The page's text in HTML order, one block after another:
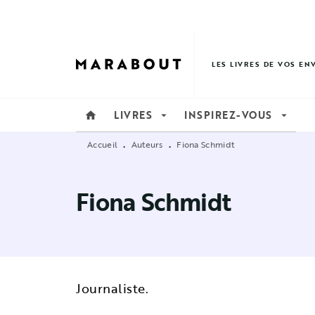
LES LIVRES DE VOS
home LIVRES arrow_drop_down INSPIREZ-VOUS arrow_drop_down
Accueil • Auteurs • Fiona Schmidt
Fiona Schmidt
Journaliste.